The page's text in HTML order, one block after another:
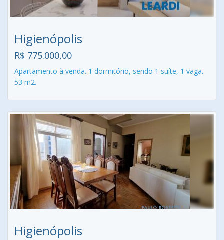
Higienópolis
R$ 775.000,00
Apartamento à venda. 1 dormitório, sendo 1 suíte, 1 vaga.
53 m2.
Higienópolis